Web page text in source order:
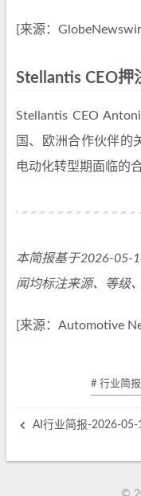
[来源：
Stellantis CEO押
Stellantis CEO
国、欧洲合作伙伴的
电动化转型期面临的
本简报基于2026-05-
闻均标注来源、等级
[来源：Automotive
# 行业简报
AI行业简报-2026-05-